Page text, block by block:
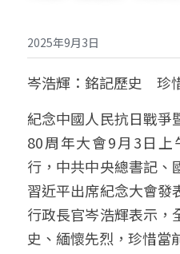
2025年9月3日
岑浩輝：銘記歷史　珍
紀念中國人民抗日戰爭
80周年大會9月3日
行，中共中央總書記、
習近平出席紀念大會發
行政長官岑浩輝表示，
史、緬懷先烈，珍惜當